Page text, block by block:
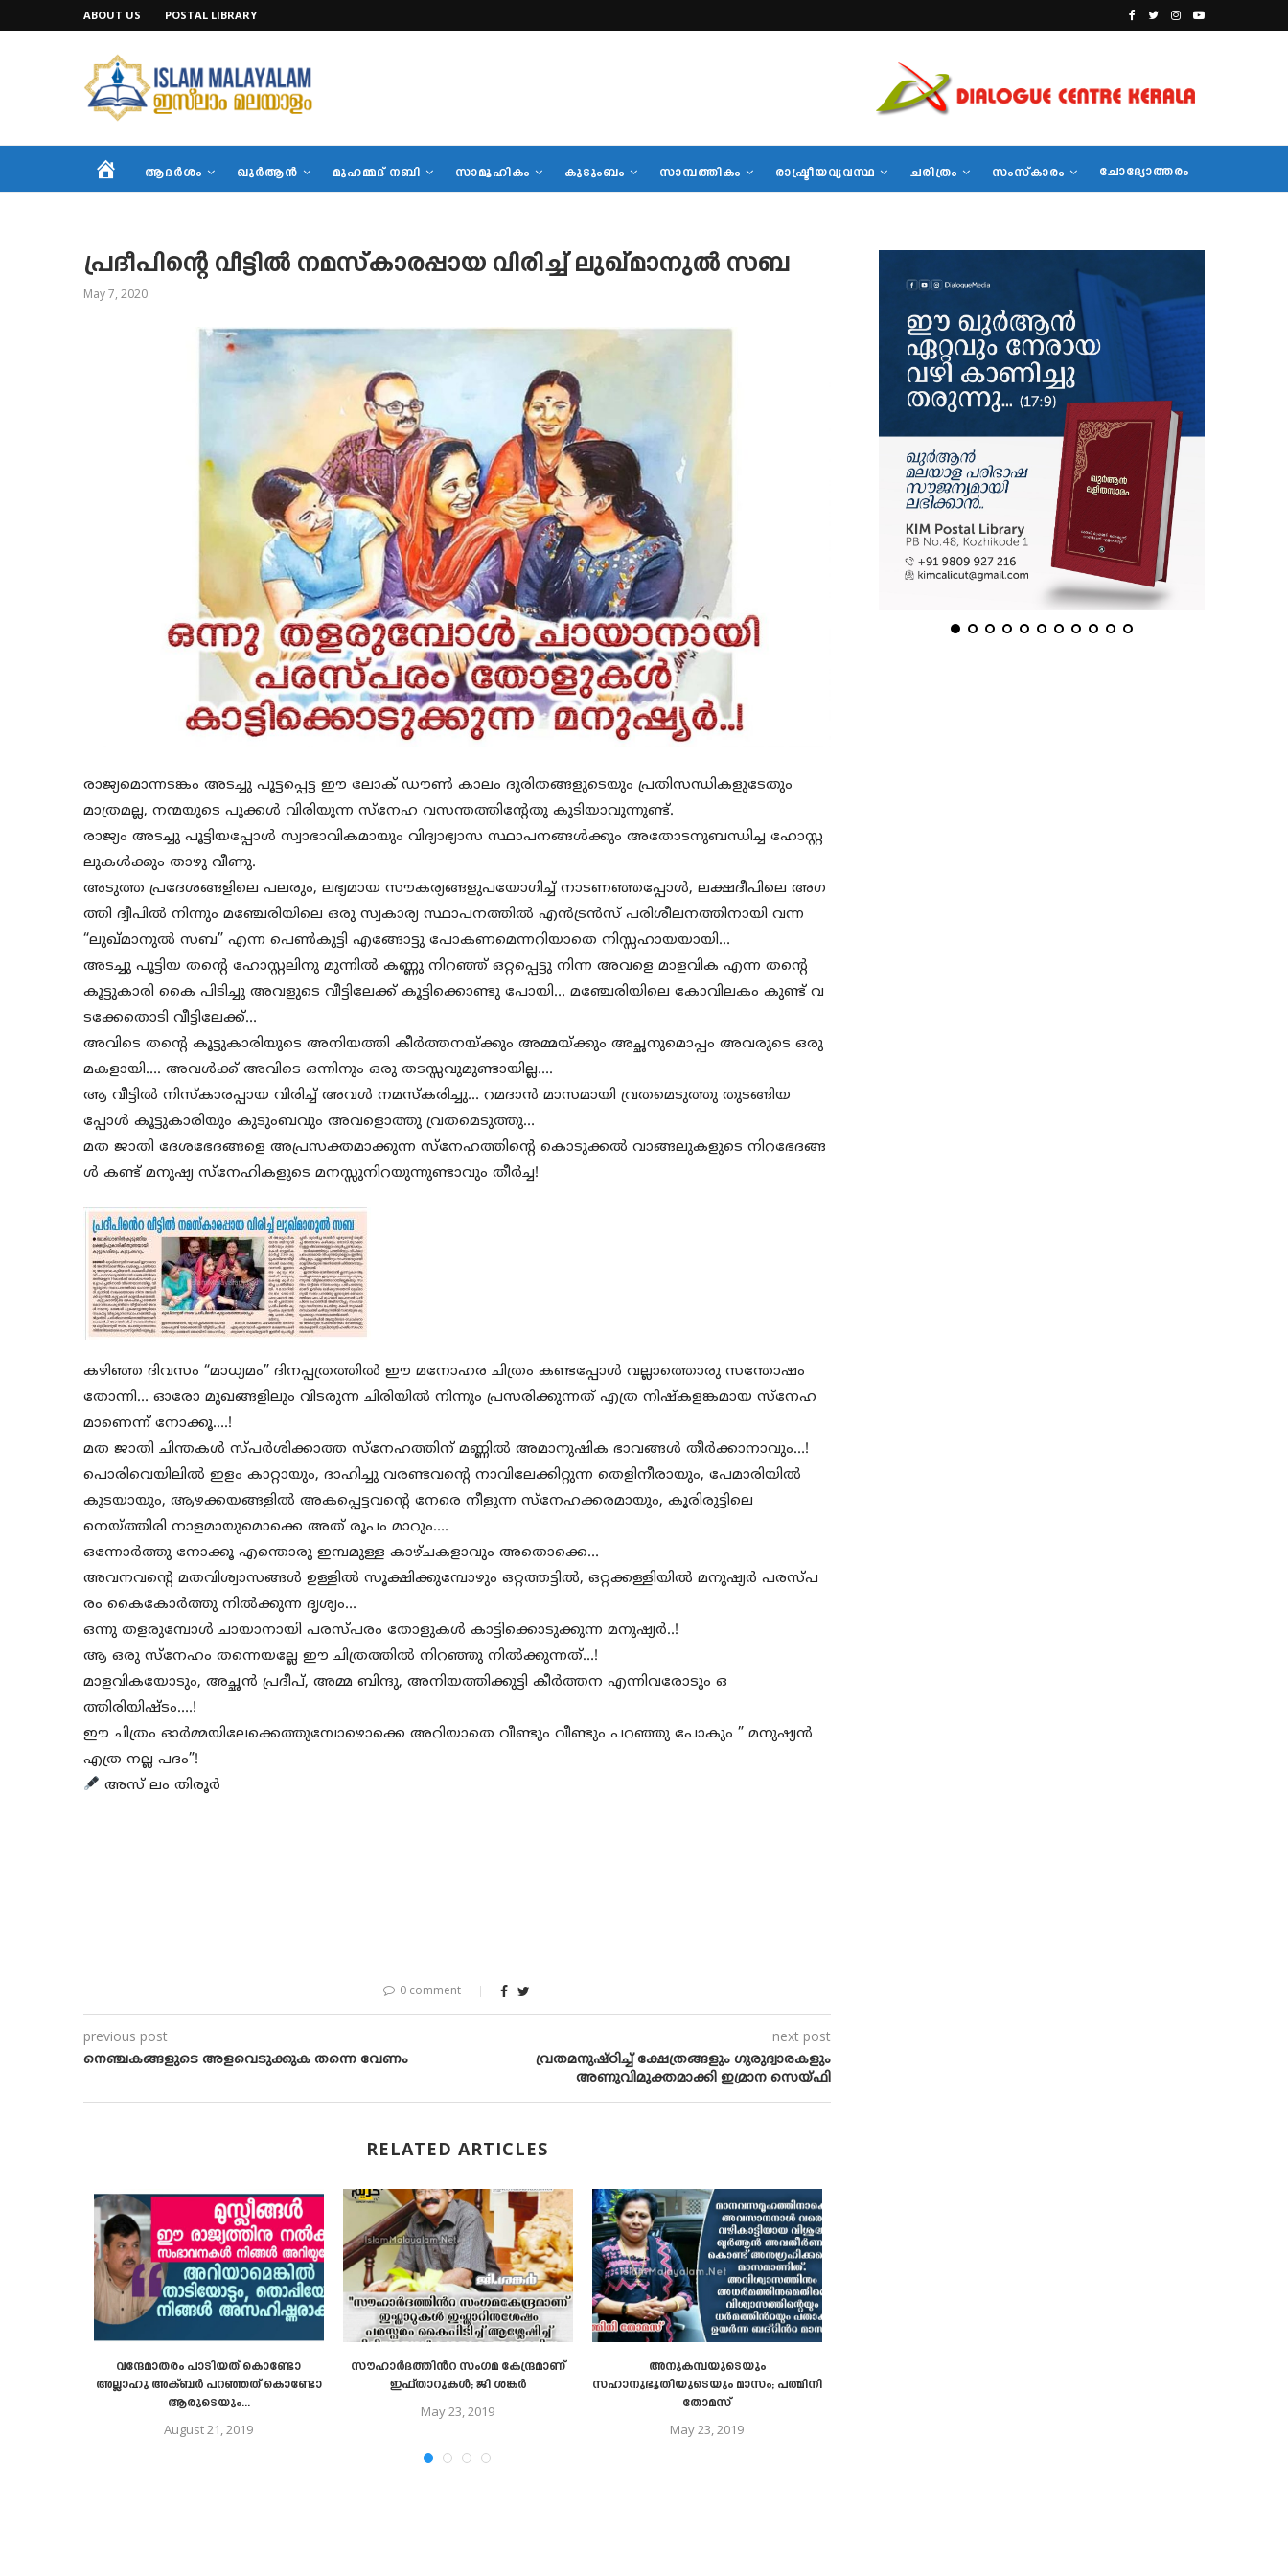
ABOUT US POSTAL LIBRARY
HOMEആദര്‍ശം ഖുര്‍ആന്‍ മുഹമ്മദ് നബി സാമൂഹികം കുടുംബം സാമ്പത്തികം രാഷ്ട്രീയവ്യവസ്ഥ ചരിത്രം സംസ്‌കാരം ചോദ്യോത്തരം
പ്രദീപിന്റെ വീട്ടിൽ നമസ്കാരപ്പായ വിരിച്ച് ലുഖ്മാനുൽ സബ
May 7, 2020
രാജ്യമൊന്നടങ്കം അടച്ചു പൂട്ടപ്പെട്ട ഈ ലോക് ഡൗൺ കാലം ദുരിതങ്ങളുടെയും പ്രതിസന്ധികളുടേതും
മാത്രമല്ല, നന്മയുടെ പൂക്കൾ വിരിയുന്ന സ്നേഹ വസന്തത്തിൻ്റേതു കൂടിയാവുന്നുണ്ട്.
രാജ്യം അടച്ചു പൂട്ടിയപ്പോൾ സ്വാഭാവികമായും വിദ്യാഭ്യാസ സ്ഥാപനങ്ങൾക്കും അതോടനുബന്ധിച്ച ഹോസ്റ്റ
ലുകൾക്കും താഴു വീണു.
അടുത്ത പ്രദേശങ്ങളിലെ പലരും, ലഭ്യമായ സൗകര്യങ്ങളുപയോഗിച്ച് നാടണഞ്ഞപ്പോൾ, ലക്ഷദീപിലെ അഗ
ത്തി ദ്വീപിൽ നിന്നും മഞ്ചേരിയിലെ ഒരു സ്വകാര്യ സ്ഥാപനത്തിൽ എൻട്രൻസ് പരിശീലനത്തിനായി വന്ന
“ലുഖ്മാനുൽ സബ” എന്ന പെൺകുട്ടി എങ്ങോട്ടു പോകണമെന്നറിയാതെ നിസ്സഹായയായി…
അടച്ചു പൂട്ടിയ തൻ്റെ ഹോസ്റ്റലിനു മുന്നിൽ കണ്ണു നിറഞ്ഞ് ഒറ്റപ്പെട്ടു നിന്ന അവളെ മാളവിക എന്ന തൻ്റെ
കൂട്ടുകാരി കൈ പിടിച്ചു അവളുടെ വീട്ടിലേക്ക് കൂട്ടിക്കൊണ്ടു പോയി… മഞ്ചേരിയിലെ കോവിലകം കുണ്ട് വ
ടക്കേതൊടി വീട്ടിലേക്ക്…
അവിടെ തൻ്റെ കൂട്ടുകാരിയുടെ അനിയത്തി കീർത്തനയ്ക്കും അമ്മയ്ക്കും അച്ഛനുമൊപ്പം അവരുടെ ഒരു
മകളായി…. അവൾക്ക് അവിടെ ഒന്നിനും ഒരു തടസ്സവുമുണ്ടായില്ല….
ആ വീട്ടിൽ നിസ്കാരപ്പായ വിരിച്ച് അവൾ നമസ്കരിച്ചു… റമദാൻ മാസമായി വ്രതമെടുത്തു തുടങ്ങിയ
പ്പോൾ കൂട്ടുകാരിയും കുടുംബവും അവളൊത്തു വ്രതമെടുത്തു…
മത ജാതി ദേശഭേദങ്ങളെ അപ്രസക്തമാക്കുന്ന സ്നേഹത്തിൻ്റെ കൊടുക്കൽ വാങ്ങലുകളുടെ നിറഭേദങ്ങ
ൾ കണ്ട് മനുഷ്യ സ്നേഹികളുടെ മനസ്സുനിറയുന്നുണ്ടാവും തീർച്ച!
കഴിഞ്ഞ ദിവസം “മാധ്യമം” ദിനപ്പത്രത്തിൽ ഈ മനോഹര ചിത്രം കണ്ടപ്പോൾ വല്ലാത്തൊരു സന്തോഷം
തോന്നി… ഓരോ മുഖങ്ങളിലും വിടരുന്ന ചിരിയിൽ നിന്നും പ്രസരിക്കുന്നത് എത്ര നിഷ്കളങ്കമായ സ്നേഹ
മാണെന്ന് നോക്കൂ….!
മത ജാതി ചിന്തകൾ സ്പർശിക്കാത്ത സ്നേഹത്തിന് മണ്ണിൽ അമാനുഷിക ഭാവങ്ങൾ തീർക്കാനാവും…!
പൊരിവെയിലിൽ ഇളം കാറ്റായും, ദാഹിച്ചു വരണ്ടവൻ്റെ നാവിലേക്കിറ്റുന്ന തെളിനീരായും, പേമാരിയിൽ
കുടയായും, ആഴക്കയങ്ങളിൽ അകപ്പെട്ടവൻ്റെ നേരെ നീളുന്ന സ്നേഹക്കരമായും, കൂരിരുട്ടിലെ
നെയ്ത്തിരി നാളമായുമൊക്കെ അത് രൂപം മാറും….
ഒന്നോർത്തു നോക്കൂ എന്തൊരു ഇമ്പമുള്ള കാഴ്ചകളാവും അതൊക്കെ…
അവനവൻ്റെ മതവിശ്വാസങ്ങൾ ഉള്ളിൽ സൂക്ഷിക്കുമ്പോഴും ഒറ്റത്തട്ടിൽ, ഒറ്റക്കള്ളിയിൽ മനുഷ്യർ പരസ്പ
രം കൈകോർത്തു നിൽക്കുന്ന ദൃശ്യം…
ഒന്നു തളരുമ്പോൾ ചായാനായി പരസ്പരം തോളുകൾ കാട്ടിക്കൊടുക്കുന്ന മനുഷ്യർ..!
ആ ഒരു സ്നേഹം തന്നെയല്ലേ ഈ ചിത്രത്തിൽ നിറഞ്ഞു നിൽക്കുന്നത്…!
മാളവികയോടും, അച്ഛൻ പ്രദീപ്, അമ്മ ബിന്ദു, അനിയത്തിക്കുട്ടി കീർത്തന എന്നിവരോടും ഒ
ത്തിരിയിഷ്ടം….!
ഈ ചിത്രം ഓർമ്മയിലേക്കെത്തുമ്പോഴൊക്കെ അറിയാതെ വീണ്ടും വീണ്ടും പറഞ്ഞു പോകും ” മനുഷ്യൻ
എത്ര നല്ല പദം”!
അസ് ലം തിരൂർ
0 comment
previous post
നെഞ്ചകങ്ങളുടെ അളവെടുക്കുക തന്നെ വേണം
next post
വ്രതമനുഷ്ഠിച്ച് ക്ഷേത്രങ്ങളും ഗുരുദ്വാരകളും
അണുവിമുക്തമാക്കി ഇമ്രാന സെയ്ഫി
RELATED ARTICLES
വന്ദേമാതരം പാടിയത് കൊണ്ടോ
അല്ലാഹു അക്ബർ പറഞ്ഞത് കൊണ്ടോ
ആരുടെയും...
August 21, 2019
സൗഹാർദത്തിൻറ സംഗമ കേന്ദ്രമാണ്
ഇഫ്താറുകൾ; ജി ശങ്കർ
May 23, 2019
അനുകമ്പയുടെയും
സഹാനുഭൂതിയുടെയും മാസം; പത്മിനി
തോമസ്
May 23, 2019